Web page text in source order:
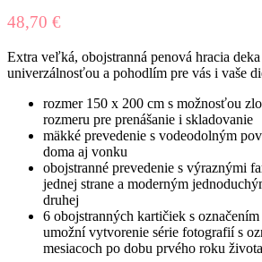
48,70 €
Extra veľká, obojstranná penová hracia
univerzálnosťou a pohodlím pre vás i vaše
rozmer 150 x 200 cm s možnosťou
rozmeru pre prenášanie i skladovanie
mäkké prevedenie s vodeodolným
doma aj vonku
obojstranné prevedenie s výraznými
jednej strane a moderným
druhej
6 obojstranných kartičiek s
umožní vytvorenie série fotografií s
mesiacoch po dobu prvého roku